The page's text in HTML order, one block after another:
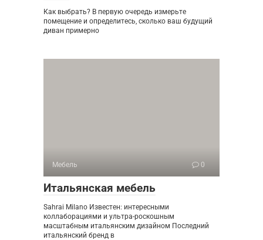
Как выбрать? В первую очередь измерьте
помещение и определитесь, сколько ваш будущий
диван примерно
Мебель 0
Итальянская мебель
Sahrai Milano Известен: интересными
коллаборациями и ультра-роскошным
масштабным итальянским дизайном Последний
итальянский бренд в